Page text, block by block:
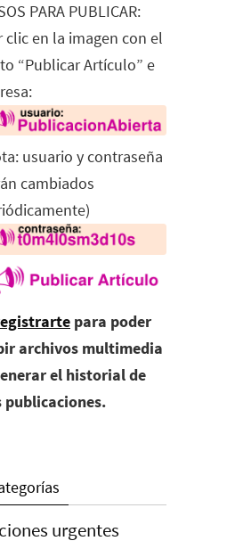
PARA PUBLICAR:
clic en la imagen con el
“Publicar Artículo” e
usuario y contraseña
cambiados
para poder
archivos multimedia
el historial de
publicaciones.
urgentes